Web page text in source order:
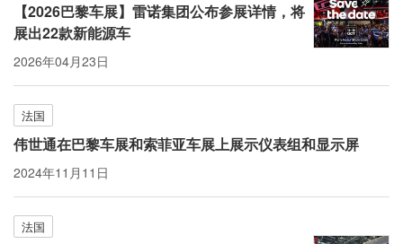
【2026巴黎车展】雷诺集团公布参展详情，将
展出22款新能源车
2026年04月23日
法国
伟世通在巴黎车展和索菲亚车展上展示仪表组和显示屏
2024年11月11日
法国